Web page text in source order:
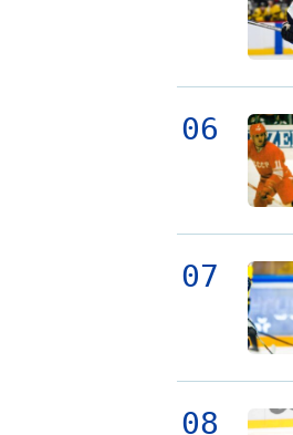
HAASTATTELUT
HARRI PIRINEN